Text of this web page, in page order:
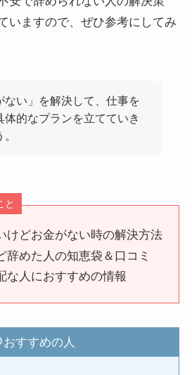
いますので、ぜひ参考にしてみ
ない」を解決して、仕事を
体的なプランを立てていき
と
けどお金がない時の解決方法
辞めた人の知恵袋＆口コミ
な人におすすめの情報
おすすめの人